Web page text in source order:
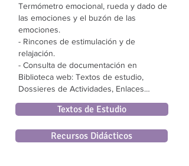
Termómetro emocional, rueda y dado de
las emociones y el buzón de las
emociones.
- Rincones de estimulación y de
relajación.
- Consulta de documentación en
Biblioteca web: Textos de estudio,
Dossieres de Actividades, Enlaces…
Textos de Estudio
Recursos Didácticos